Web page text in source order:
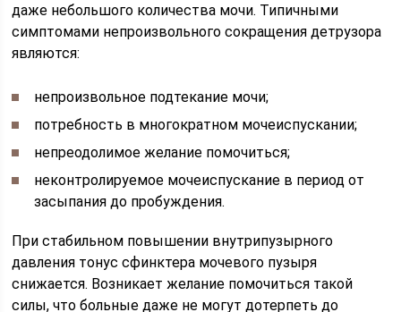
даже небольшого количества мочи. Типичными
симптомами непроизвольного сокращения детрузора
являются:
непроизвольное подтекание мочи;
потребность в многократном мочеиспускании;
непреодолимое желание помочиться;
неконтролируемое мочеиспускание в период от
засыпания до пробуждения.
При стабильном повышении внутрипузырного
давления тонус сфинктера мочевого пузыря
снижается. Возникает желание помочиться такой
силы, что больные даже не могут дотерпеть до